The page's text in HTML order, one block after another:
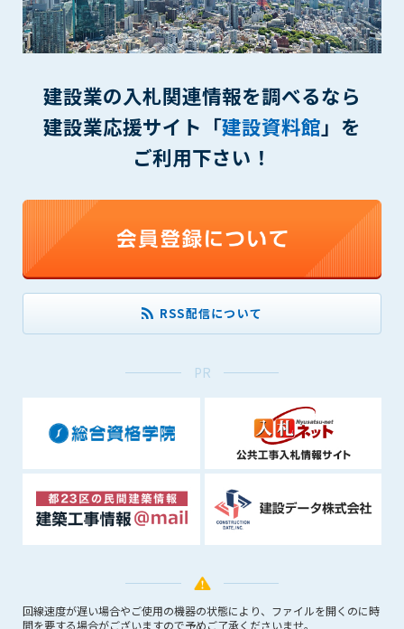
建設業の入札関連情報を調べるなら
建設業応援サイト「建設資料館」を
ご利用下さい！
RSS配信について
PR
回線速度が遅い場合やご使用の機器の状態により、ファイルを開くのに時
間を要する場合がございますので予めご了承くださいませ。
るものとし、管理者を一切免責するものとします。
3. 本サービスにおいて掲載されている広告等によって行われる
取引に起因する損害及び広告等が掲載されたこと自体に起因
第11条（運用の停止）
停電や天災等の不可抗力、または保守・点検・加入者の利便性
向上のための設備工事等の為に本サービスの運用を停止するこ
とがあります。運用停止については事前に建設資料館WEB上で
第12条（変更の届出）
会員は、住所、電話番号、その他管理者への届出内容に変更が
あった場合には、速やかに所定の方法で変更の届出をするもの
とします。届出がなかったことで会員が不利益を被ったとして
も、管理者は一切その責任を負いません。
第13条（退会／広告掲載解除）
1. サポーター会員が本サービスへの広告掲載を解約する場合
通知・連絡するものとします。その場合、契約期間終了月の
月末をもって解約とします。
2. 本サービスの最低利用期間はサービスを開始した日から6か
月間とします。
3. いかなる事由によっても、すでにお支払済の料金等の払い戻
しや、日割り計算はしないことを承諾するものとします。
第14条（契約の継続）
上記13条に規定する退会の意思表示がなき場合、次期契約を自
第15条（準拠法・管轄裁判所）
本規約の準拠法は日本法とします。本規約をめぐる一切の紛争